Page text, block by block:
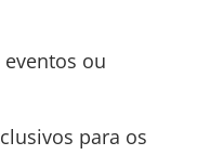
ou
para os